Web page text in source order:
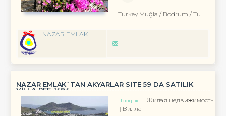
Turkey Muğla / Bodrum / Turgutreis
NAZAR EMLAK
NAZAR EMLAK`TAN AKYARLAR SİTE 59 DA SATILIK
VİLLA REF-1494
Продажа
Жилая недвижимость
Вилла